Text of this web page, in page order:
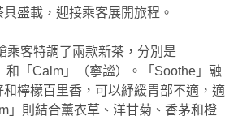
盛載，迎接乘客展開旅程。
乘客特調了兩款新茶，分別是
和「Calm」（寧謐）。「Soothe」融
檸檬百里香，可以紓緩胃部不適，適
」則結合薰衣草、洋甘菊、香茅和橙